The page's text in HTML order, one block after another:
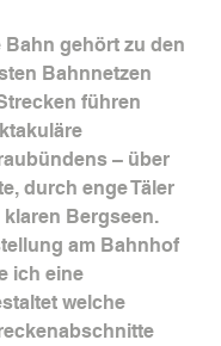
Bahn gehört zu den
Bahnnetzen
führen
– über
durch enge Täler
Bergseen.
am Bahnhof
ich eine
welche